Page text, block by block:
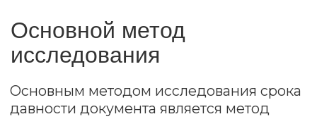
Метод не используется, если
документ подвергали агрессивному
воздействию, как правило,
тепловому: например, документы
гладят утюгом, сушат на батарее,
располагают под настольной лампой
и так далее.